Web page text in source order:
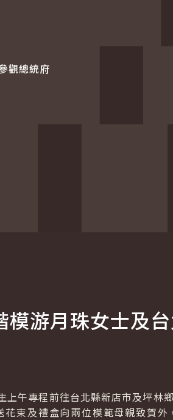
觀總統府
游月珠女士及
午專程前往台北縣新店市及坪林
束及禮盒向兩位模範母親致賀